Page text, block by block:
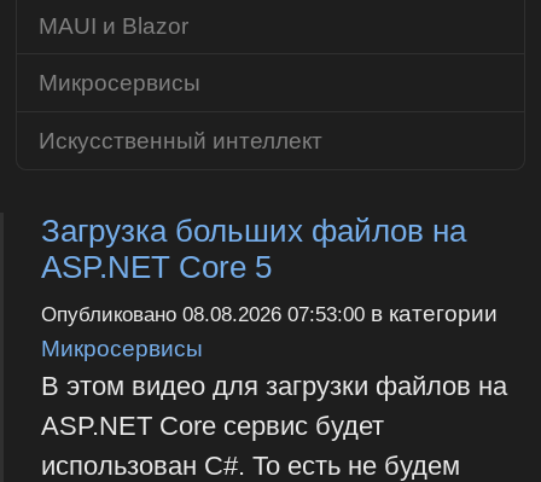
Загрузка больших файлов на
ASP.NET Core 5
Опубликовано 08.08.2026 07:53:00в категории
Микросервисы
В этом видео для загрузки файлов на
ASP.NET Core сервис будет
использован C#. То есть не будем
MAUI и Blazor
Микросервисы
Искусственный интеллект